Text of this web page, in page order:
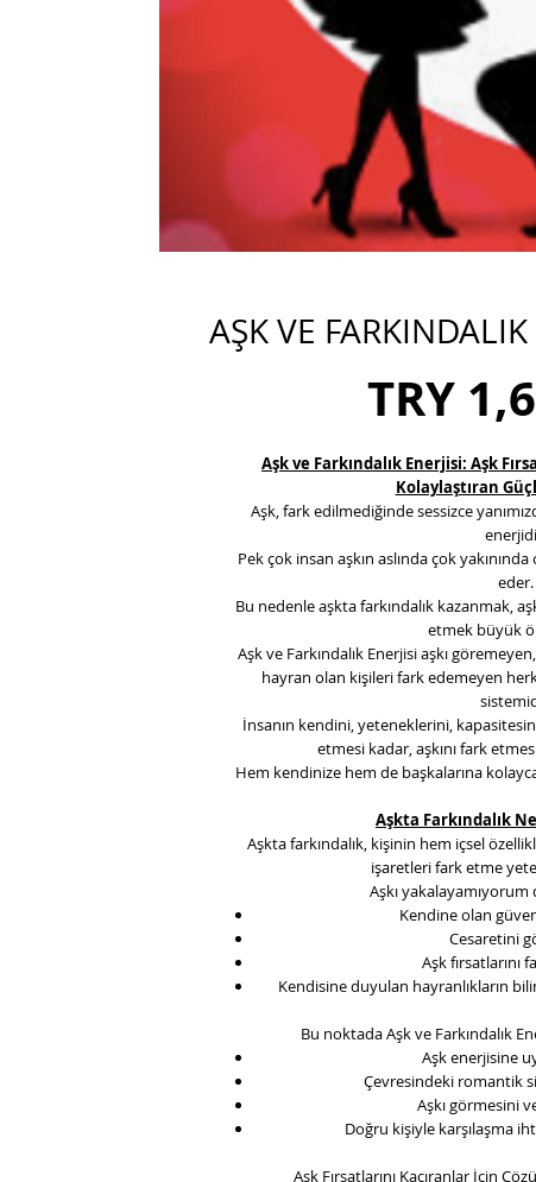
AŞK VE
TRY
Aşk ve Farkındalık Enerjisi: Aşk
Kolaylaştıran
Aşk, fark edilmediğinde sessizce
Pek çok insan aşkın aslında çok
eder.
Bu nedenle aşkta farkındalık kazanmak,
etmek büyük
Aşk ve Farkındalık Enerjisiaşkı
hayran olan kişileri fark edemeyen
İnsanın kendini, yeteneklerini,
etmesi kadar, aşkını fark
Hem kendinize hem de başkalarına
Aşkta Farkındalık
Aşkta farkındalık, kişinin hem içsel
işaretleri fark etme
Aşkı
Kendine olan
Cesaretini
Aşk fırsatlarını
Kendisine duyulan hayranlıkların
Bu noktada Aşk ve Farkındalık
Aşk enerjisine
Çevresindeki romantik
Aşkı görmesini
Doğru kişiyle karşılaşma
Aşk Fırsatlarını Kaçıranlar İçin